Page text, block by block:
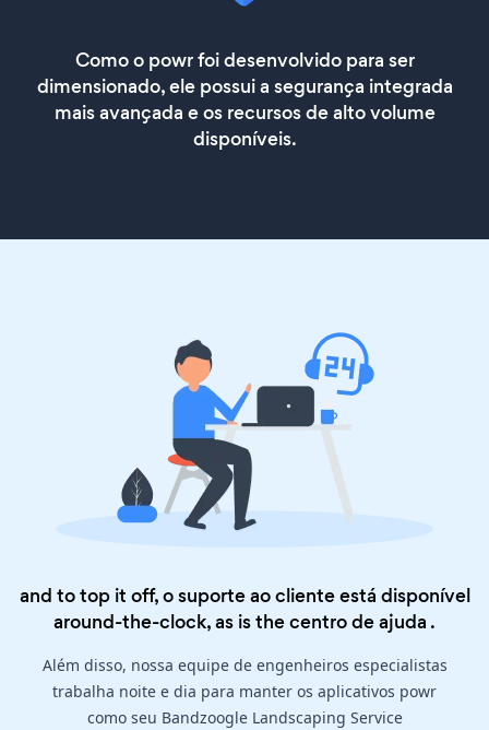
Como o powr foi desenvolvido para ser
dimensionado, ele possui a segurança integrada
mais avançada e os recursos de alto volume
disponíveis.
and to top it off, o suporte ao cliente está disponível
around-the-clock, as is thecentro de ajuda .
Além disso, nossa equipe de engenheiros especialistas
trabalha noite e dia para manter os aplicativos powr
como seu Bandzoogle Landscaping Service